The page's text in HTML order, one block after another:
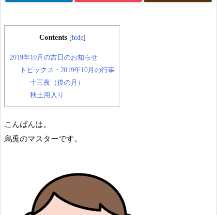
Contents [hide]
2019年10月の吉日のお知らせ
トピックス・2019年10月の行事
十三夜（後の月）
秋土用入り
こんばんは。
烏兎のマスターです。